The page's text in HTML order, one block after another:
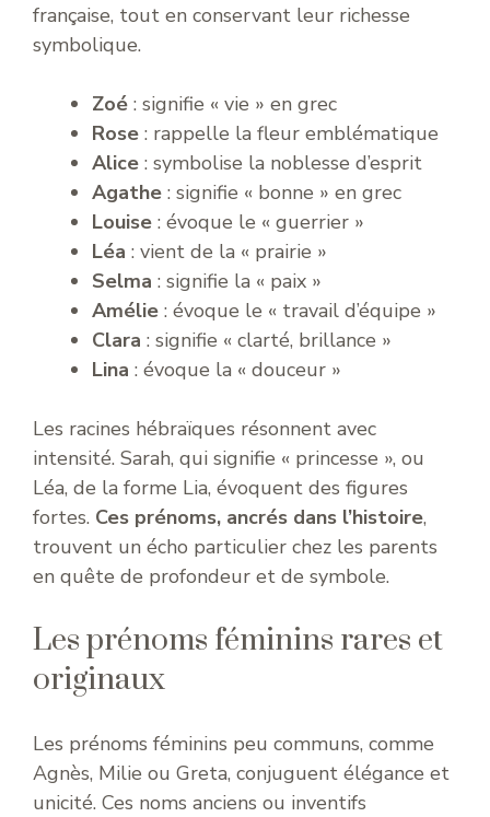
française, tout en conservant leur richesse
symbolique.
Zoé : signifie « vie » en grec
Rose : rappelle la fleur emblématique
Alice : symbolise la noblesse d’esprit
Agathe : signifie « bonne » en grec
Louise : évoque le « guerrier »
Léa : vient de la « prairie »
Selma : signifie la « paix »
Amélie : évoque le « travail d’équipe »
Clara : signifie « clarté, brillance »
Lina : évoque la « douceur »
Les racines hébraïques résonnent avec
intensité. Sarah, qui signifie « princesse », ou
Léa, de la forme Lia, évoquent des figures
fortes. Ces prénoms, ancrés dans l’histoire,
trouvent un écho particulier chez les parents
en quête de profondeur et de symbole.
Les prénoms féminins rares et
originaux
Les prénoms féminins peu communs, comme
Agnès, Milie ou Greta, conjuguent élégance et
unicité. Ces noms anciens ou inventifs